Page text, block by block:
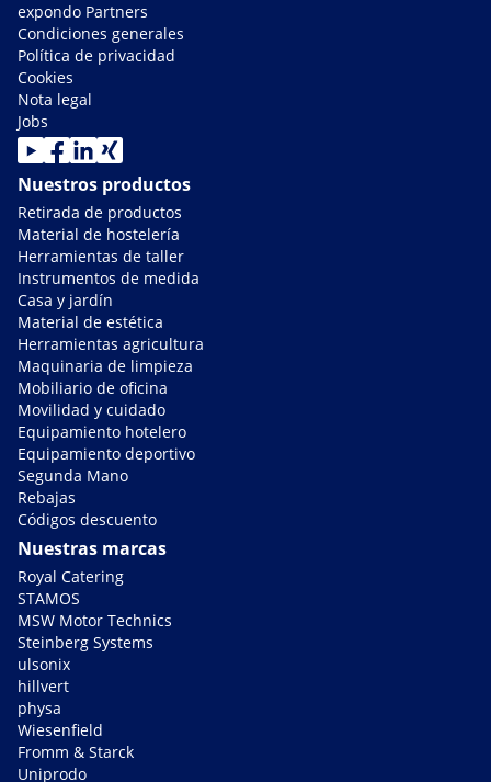
expondo Partners
Condiciones generales
Política de privacidad
Cookies
Nota legal
Jobs
Nuestros productos
Retirada de productos
Material de hostelería
Herramientas de taller
Instrumentos de medida
Casa y jardín
Material de estética
Herramientas agricultura
Maquinaria de limpieza
Mobiliario de oficina
Movilidad y cuidado
Equipamiento hotelero
Equipamiento deportivo
Segunda Mano
Rebajas
Códigos descuento
Nuestras marcas
Royal Catering
STAMOS
MSW Motor Technics
Steinberg Systems
ulsonix
hillvert
physa
Wiesenfield
Fromm & Starck
Uniprodo